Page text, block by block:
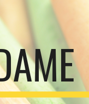
to navigation